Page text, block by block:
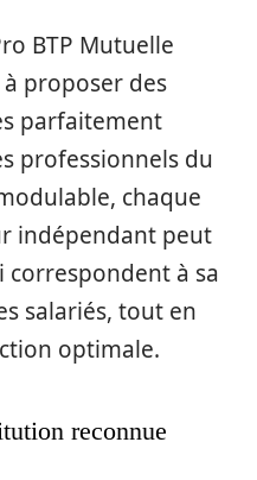
BTP Mutuelle
proposer des
parfaitement
professionnels du
chaque
indépendant peut
correspondent à sa
salariés, tout en
optimale.
reconnue